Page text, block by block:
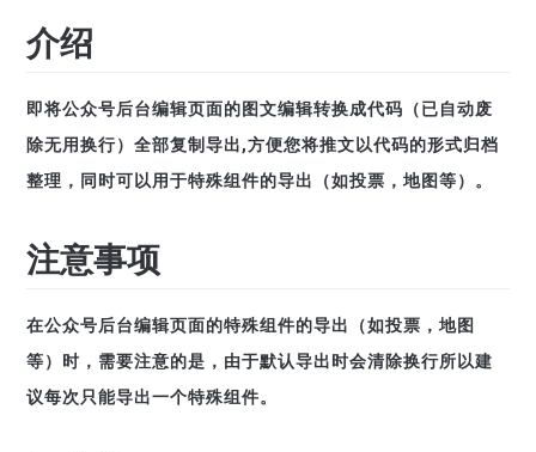
介绍
即将公众号后台编辑页面的图文编辑转换成代码（已自动废
除无用换行）全部复制导出,方便您将推文以代码的形式归档
整理，同时可以用于特殊组件的导出（如投票，地图等）。
注意事项
在公众号后台编辑页面的特殊组件的导出（如投票，地图
等）时，需要注意的是，由于默认导出时会清除换行所以建
议每次只能导出一个特殊组件。